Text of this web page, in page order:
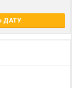
ДАТУ